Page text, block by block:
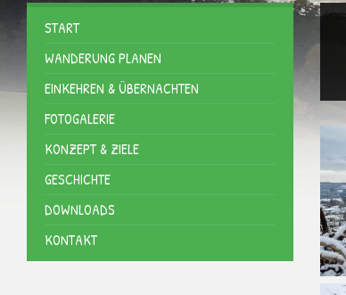
START
WANDERUNG PLANEN
EINKEHREN & ÜBERNACHTEN
FOTOGALERIE
KONZEPT & ZIELE
GESCHICHTE
DOWNLOADS
KONTAKT